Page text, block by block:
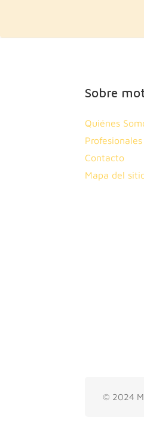
Sobre
Quiénes
Profesionales
Contacto
Mapa del
© 2024